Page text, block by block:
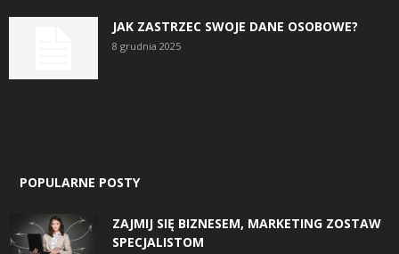
JAK ZASTRZEC SWOJE DANE OSOBOWE?
8 grudnia 2025
POPULARNE POSTY
ZAJMIJ SIĘ BIZNESEM, MARKETING ZOSTAW
SPECJALISTOM